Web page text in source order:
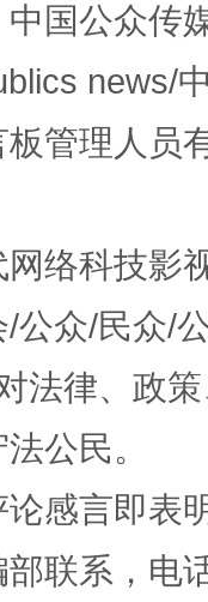
一纸欠
国公众传
news/
管理人员
络科技影
公众/民众/
法律、政
公民。
感言即表
联系，电